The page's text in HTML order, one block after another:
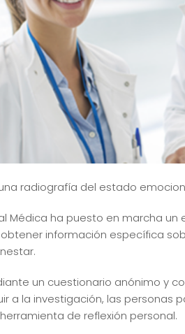
radiografía del estado
Médica ha puesto en marcha
información específica
un cuestionario anónimo y
a la investigación, las
de reflexión personal.